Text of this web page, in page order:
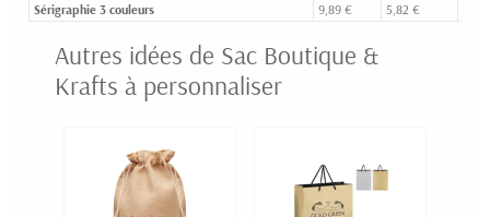
Sérigraphie 3 couleurs
9,89 € 5,82 €
Autres idées de Sac Boutique &
Krafts à personnaliser